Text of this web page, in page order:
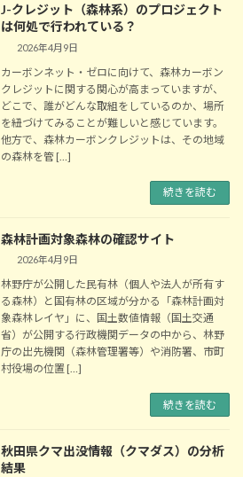
J-クレジット（森林系）のプロジェクト
は何処で行われている？
2026年4月9日
カーボンネット・ゼロに向けて、森林カーボン
クレジットに関する関心が高まっていますが、
どこで、誰がどんな取組をしているのか、場所
を紐づけてみることが難しいと感じています。
他方で、森林カーボンクレジットは、その地域
の森林を管 […]
続きを読む
森林計画対象森林の確認サイト
2026年4月9日
林野庁が公開した民有林（個人や法人が所有す
る森林）と国有林の区域が分かる「森林計画対
象森林レイヤ」に、国土数値情報（国土交通
省）が公開する行政機関データの中から、林野
庁の出先機関（森林管理署等）や消防署、市町
村役場の位置 […]
続きを読む
秋田県クマ出没情報（クマダス）の分析
結果